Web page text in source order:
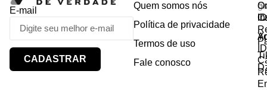
E-mail
CADASTRAR
Quem somos nós
Política de privacidade
Termos de uso
Fale conosco